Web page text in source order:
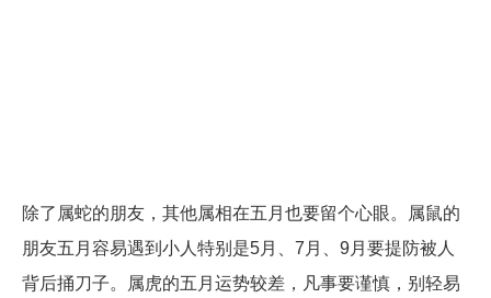
除了属蛇的朋友，其他属相在五月也要留个心眼。属鼠的
朋友五月容易遇到小人特别是5月、7月、9月要提防被人
背后捅刀子。属虎的五月运势较差，凡事要谨慎，别轻易